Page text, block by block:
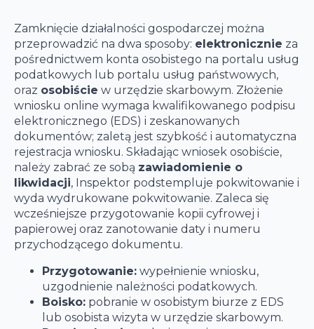
Zamknięcie działalności gospodarczej można
przeprowadzić na dwa sposoby: elektronicznie za
pośrednictwem konta osobistego na portalu usług
podatkowych lub portalu usług państwowych,
oraz osobiście w urzędzie skarbowym. Złożenie
wniosku online wymaga kwalifikowanego podpisu
elektronicznego (EDS) i zeskanowanych
dokumentów; zaletą jest szybkość i automatyczna
rejestracja wniosku. Składając wniosek osobiście,
należy zabrać ze sobą zawiadomienie o
likwidacji, Inspektor podstempluje pokwitowanie i
wyda wydrukowane pokwitowanie. Zaleca się
wcześniejsze przygotowanie kopii cyfrowej i
papierowej oraz zanotowanie daty i numeru
przychodzącego dokumentu.
Przygotowanie: wypełnienie wniosku,
uzgodnienie należności podatkowych.
Boisko: pobranie w osobistym biurze z EDS
lub osobista wizyta w urzędzie skarbowym.